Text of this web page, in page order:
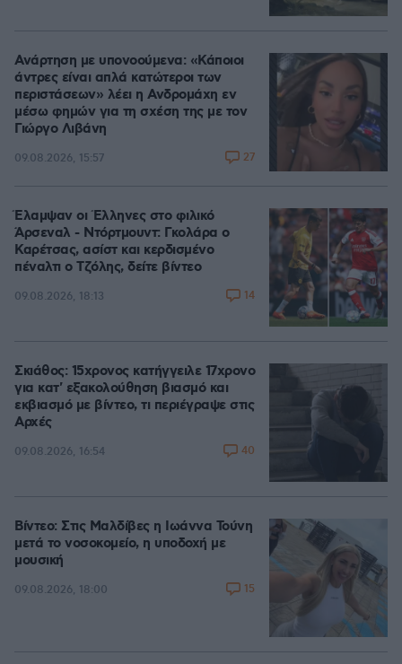
Ανάρτηση με υπονοούμενα: «Κάποιοι
άντρες είναι απλά κατώτεροι των
περιστάσεων» λέει η Ανδρομάχη εν
μέσω φημών για τη σχέση της με τον
Γιώργο Λιβάνη
09.08.2026, 15:57 27
Έλαμψαν οι Έλληνες στο φιλικό
Άρσεναλ - Ντόρτμουντ: Γκολάρα ο
Καρέτσας, ασίστ και κερδισμένο
πέναλτι ο Τζόλης, δείτε βίντεο
09.08.2026, 18:13 14
Σκιάθος: 15χρονος κατήγγειλε 17χρονο
για κατ' εξακολούθηση βιασμό και
εκβιασμό με βίντεο, τι περιέγραψε στις
Αρχές
09.08.2026, 16:54 40
Βίντεο: Στις Μαλδίβες η Ιωάννα Τούνη
μετά το νοσοκομείο, η υποδοχή με
μουσική
09.08.2026, 18:00 15